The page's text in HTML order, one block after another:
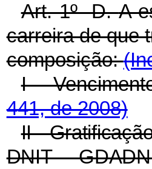
Art. 1º -D.A
carreira de que
composição:
I -
441, de 2008)
II -
DNIT -